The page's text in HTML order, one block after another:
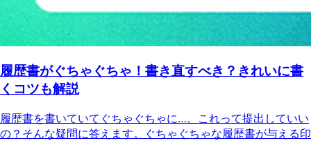
履歴書がぐちゃぐちゃ！書き直すべき？きれいに書
くコツも解説
履歴書を書いていてぐちゃぐちゃに…。これって提出していい
の？そんな疑問に答えます。ぐちゃぐちゃな履歴書が与える印